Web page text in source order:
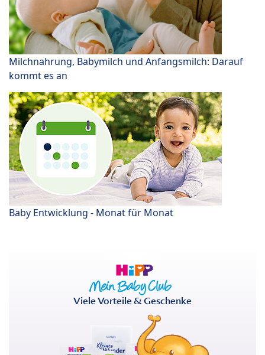
Milchnahrung, Babymilch und Anfangsmilch: Darauf
kommt es an
Baby Entwicklung - Monat für Monat
Viele Vorteile & Geschenke